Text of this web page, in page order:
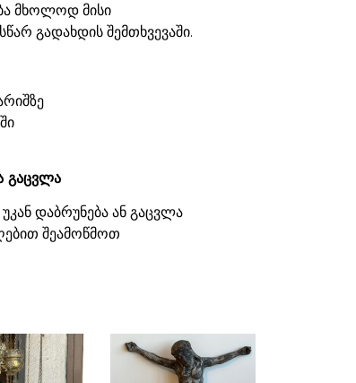
მხოლოდ მისი
გადახდის შემთხვევაში.
გაცვლა
დაბრუნება ან გაცვლა
შეამოწმოთ